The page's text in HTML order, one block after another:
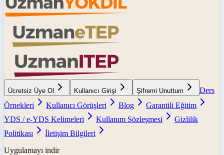
Ücretsiz Üye Ol Kullanıcı Girişi Şifremi Unuttum
Ders
Örnekleri
Kullanıcı Görüşleri Blog
Garantili Eğitim
YDS / e-YDS Kelimeleri
Kullanım Sözleşmesi
Gizlilik
Politikası
İletişim Bilgileri
Uygulamayı indir